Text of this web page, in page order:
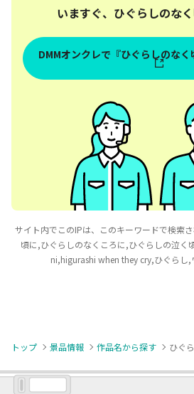
いますぐ、ひぐらしのな
DMMオンクレで『ひぐらしのな
サイト内でこのIPは、このキーワードで検索
頃に,ひぐらしのなくころに,ひぐらしの泣
ni,higurashi when they cry,ひぐらし,
トップ 景品情報 作品名から探す ひぐ